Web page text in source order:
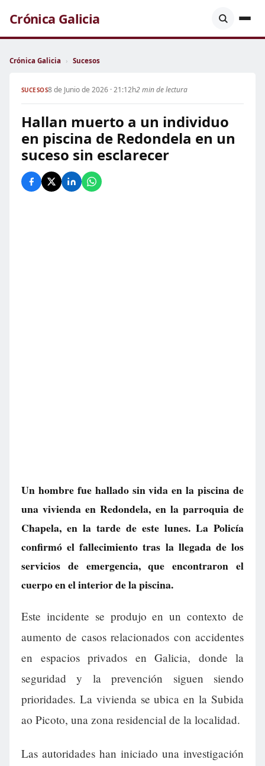
Crónica Galicia
Crónica Galicia › Sucesos
SUCESOS8 de Junio de 2026 · 21:12h2 min de lectura
Hallan muerto a un individuo
en piscina de Redondela en un
suceso sin esclarecer
Un hombre fue hallado sin vida en la piscina de
una vivienda en Redondela, en la parroquia de
Chapela, en la tarde de este lunes. La Policía
confirmó el fallecimiento tras la llegada de los
servicios de emergencia, que encontraron el
cuerpo en el interior de la piscina.
Este incidente se produjo en un contexto de
aumento de casos relacionados con accidentes
en espacios privados en Galicia, donde la
seguridad y la prevención siguen siendo
prioridades. La vivienda se ubica en la Subida
ao Picoto, una zona residencial de la localidad.
Las autoridades han iniciado una investigación